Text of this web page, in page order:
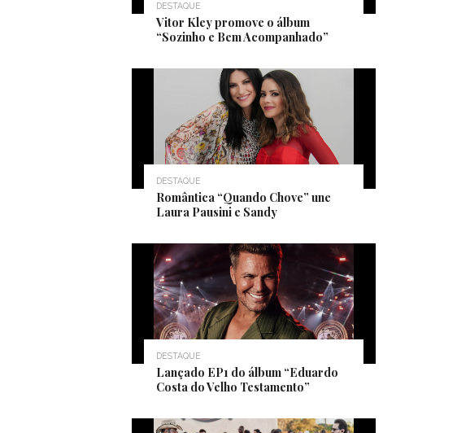
DESTAQUE
Vitor Kley promove o álbum
“Sozinho e Bem Acompanhado”
DESTAQUE
Romântica “Quando Chove” une
Laura Pausini e Sandy
DESTAQUE
Lançado EP1 do álbum “Eduardo
Costa do Velho Testamento”